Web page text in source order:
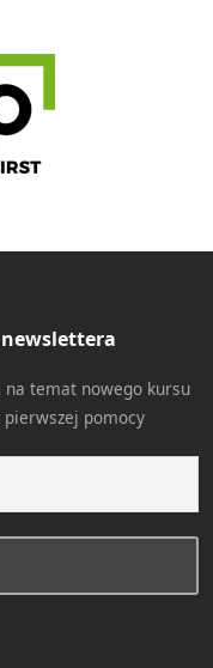
newslettera
temat nowego kursu
pierwszej pomocy